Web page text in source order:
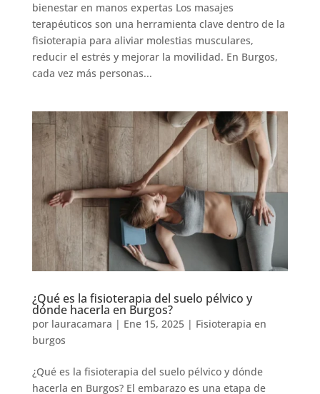
bienestar en manos expertas Los masajes
terapéuticos son una herramienta clave dentro de la
fisioterapia para aliviar molestias musculares,
reducir el estrés y mejorar la movilidad. En Burgos,
cada vez más personas...
¿Qué es la fisioterapia del suelo pélvico y
dónde hacerla en Burgos?
por lauracamara | Ene 15, 2025| Fisioterapia en
burgos
¿Qué es la fisioterapia del suelo pélvico y dónde
hacerla en Burgos? El embarazo es una etapa de